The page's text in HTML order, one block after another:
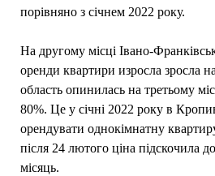
порівняно з січнем 2022 року.
На другому місці Івано-
оренди квартири изросла зросла
область опинилась на третьому
80%. Це у січні 2022 року в
орендувати однокімнатну
після 24 лютого ціна підскочила
місяць.